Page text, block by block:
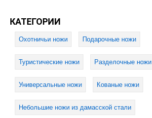
КАТЕГОРИИ
Охотничьи ножи Подарочные ножи
Туристические ножи Разделочные ножи
Универсальные ножи Кованые ножи
Небольшие ножи из дамасской стали